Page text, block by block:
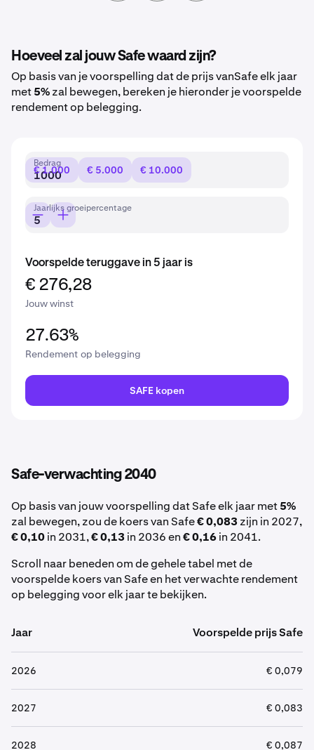
Hoeveel zal jouw Safe waard zijn?
Op basis van je voorspelling dat de prijs vanSafe elk jaar
met5%zal bewegen, bereken je hieronder je voorspelde
rendement op belegging.
Bedrag
€ 1.000 € 5.000 € 10.000
Jaarlijks groeipercentage
Voorspelde teruggave in 5 jaar is
€ 276,28
Jouw winst
27.63%
Rendement op belegging
SAFE kopen
Safe-verwachting 2040
Op basis van jouw voorspelling dat Safe elk jaar met5%
zal bewegen, zou de koers van Safe€ 0,083zijn in 2027,
€ 0,10in 2031,€ 0,13in 2036 en€ 0,16in 2041.
Scroll naar beneden om de gehele tabel met de
voorspelde koers van Safe en het verwachte rendement
op belegging voor elk jaar te bekijken.
Jaar Voorspelde prijs Safe
2026 € 0,079
2027 € 0,083
2028 € 0,087